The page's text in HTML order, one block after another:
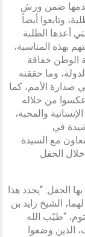
يقدمها ضمن ورش
وتابعوا أيضاً
أعدها الطلبة
بهذه المناسبة،
الوطن خفاقة
وما حققته
صدارة الأمم، كما
من خلاله
والمحبة،
في
مع السيدة
خلال الحفل
الحفل: “يجدد هذا
الشيخ زايد بن
“طيّب الله
الذين وضعوا